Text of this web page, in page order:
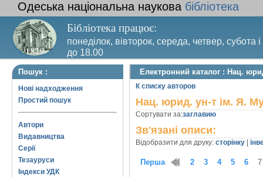
Одеська національна наукова бібліотека
Бібліотека працює:
понеділок, вівторок, середа, четвер, субота
до 18.00
Вихідний день – п’ятниця. Останній четвер
Пошук :
Нові надходження
Простий пошук
Автори
Видавництва
Серії
Тезауруси
Індекси УДК
Електронний каталог : Нац.
К списку авторов
Нац. юрид. ун-т ім. Я.
Сортувати за:заглавию
Зв'язані описи:
Відобразити для друку: сторінку
Перша 1 2 3 4 5 6 7